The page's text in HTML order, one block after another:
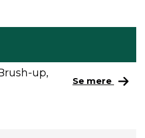
up,
Se mere